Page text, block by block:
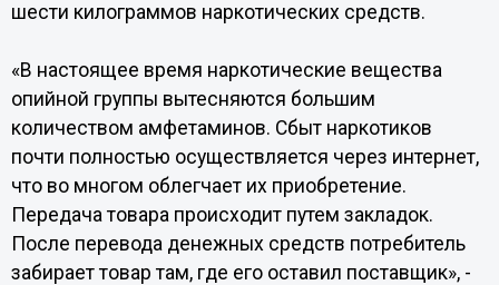
шести килограммов наркотических средств.
«В настоящее время наркотические вещества
опийной группы вытесняются большим
количеством амфетаминов. Сбыт наркотиков
почти полностью осуществляется через интернет,
что во многом облегчает их приобретение.
Передача товара происходит путем закладок.
После перевода денежных средств потребитель
забирает товар там, где его оставил поставщик», -